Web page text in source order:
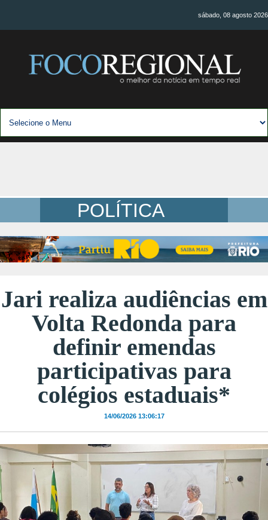
sábado, 08 agosto 2026
POLÍTICA
Jari realiza audiências em
Volta Redonda para
definir emendas
participativas para
colégios estaduais*
14/06/2026 13:06:17